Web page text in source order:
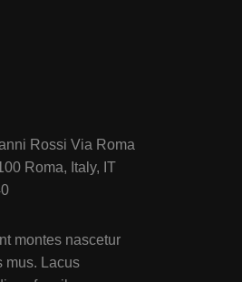
Rossi Via Roma
Roma, Italy, IT
montes nascetur
mus. Lacus